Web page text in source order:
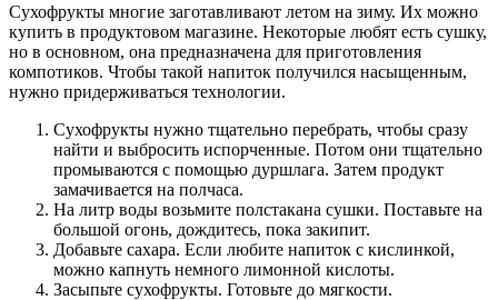
Сухофрукты многие заготавливают летом на зиму. Их можно
купить в продуктовом магазине. Некоторые любят есть сушку,
но в основном, она предназначена для приготовления
компотиков. Чтобы такой напиток получился насыщенным,
нужно придерживаться технологии.
Сухофрукты нужно тщательно перебрать, чтобы сразу
найти и выбросить испорченные. Потом они тщательно
промываются с помощью дуршлага. Затем продукт
замачивается на полчаса.
На литр воды возьмите полстакана сушки. Поставьте на
большой огонь, дождитесь, пока закипит.
Добавьте сахара. Если любите напиток с кислинкой,
можно капнуть немного лимонной кислоты.
Засыпьте сухофрукты. Готовьте до мягкости.